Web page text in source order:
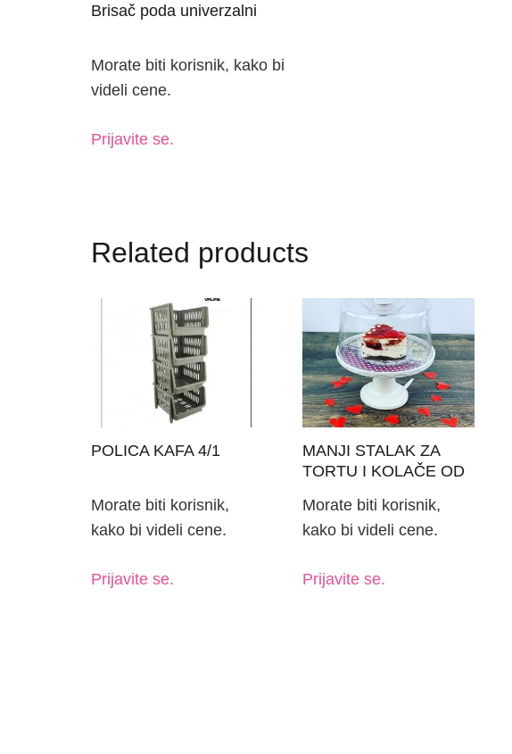
Brisač poda univerzalni
Morate biti korisnik, kako bi
videli cene.
Prijavite se.
Related products
POLICA KAFA 4/1
Morate biti korisnik,
kako bi videli cene.
Prijavite se.
MANJI STALAK ZA
TORTU I KOLAČE OD
ZVONOM FI17CM
Morate biti korisnik,
kako bi videli cene.
Prijavite se.